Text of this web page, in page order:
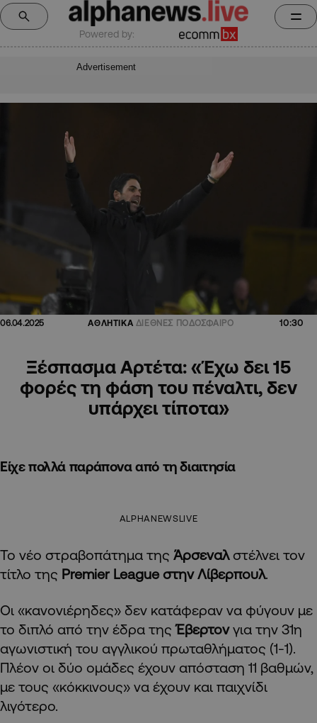
Powered by:
Advertisement
06.04.2025 ΑΘΛΗΤΙΚΑ ΔΙΕΘΝΕΣ ΠΟΔΟΣΦΑΙΡΟ 10:30
Ξέσπασμα Αρτέτα: «Έχω δει 15
φορές τη φάση του πέναλτι, δεν
υπάρχει τίποτα»
Είχε πολλά παράπονα από τη διαιτησία
ALPHANEWSLIVE
Το νέο στραβοπάτημα της Άρσεναλστέλνει τον
τίτλο της Premier League στην Λίβερπουλ.
Οι «κανονιέρηδες» δεν κατάφεραν να φύγουν με
το διπλό από την έδρα τηςΈβερτονγια την 31η
αγωνιστική του αγγλικού πρωταθλήματος (1-1).
Πλέον οι δύο ομάδες έχουν απόσταση 11 βαθμών,
με τους «κόκκινους» να έχουν και παιχνίδι
λιγότερο.